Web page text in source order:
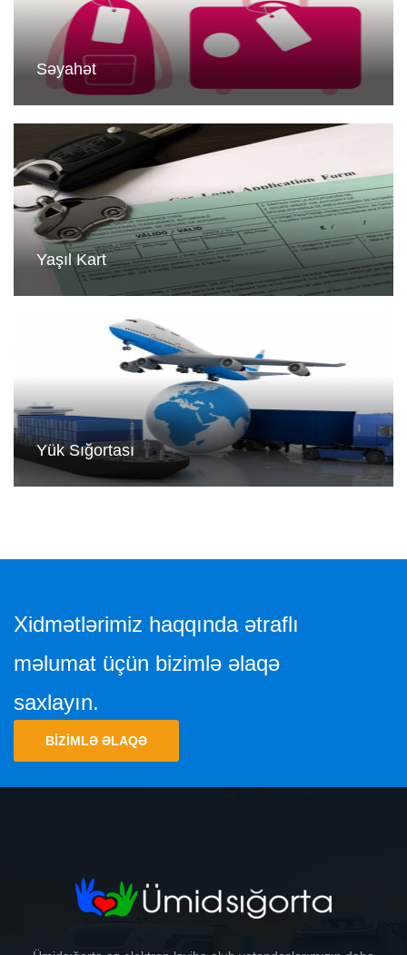
Səyahət
Yaşıl Kart
Yük Sığortası
Xidmətlərimiz haqqında ətraflı
məlumat üçün bizimlə əlaqə
saxlayın.
BIZIMLƏ ƏLAQƏ